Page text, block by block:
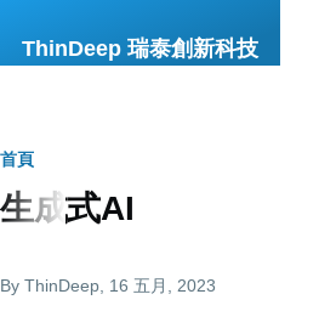
ThinDeep 瑞泰創新科技
導
航
結
首頁
生成式AI
By ThinDeep , 16 五月, 2023